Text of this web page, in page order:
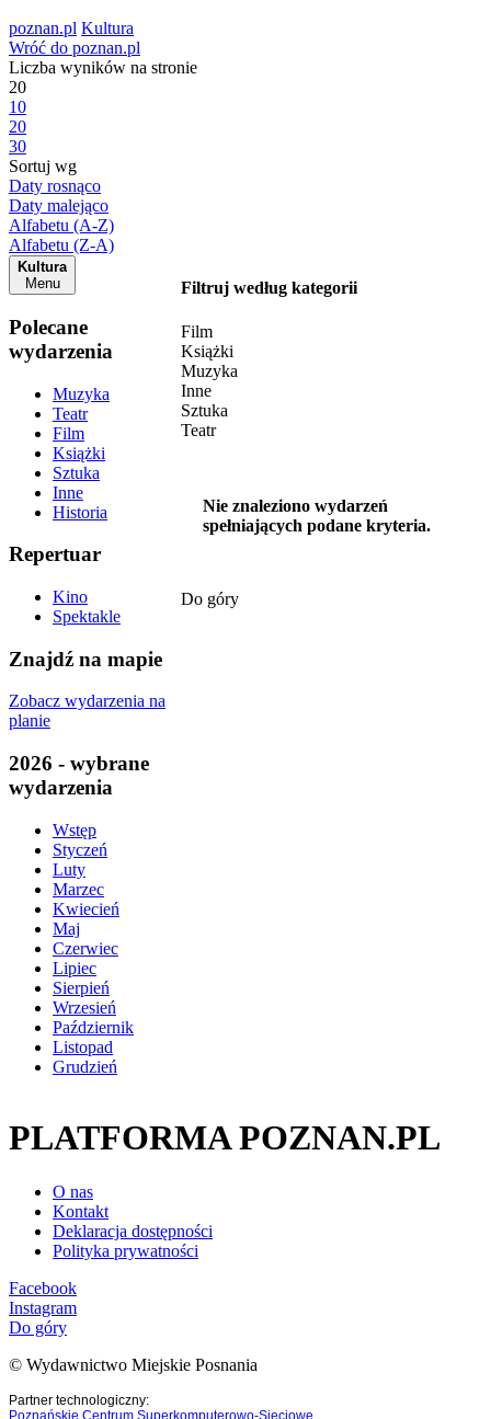
poznan.pl Kultura
Wróć do poznan.pl
Liczba wyników na stronie
20
10
20
30
Sortuj wg
Daty rosnąco
Daty malejąco
Alfabetu (A-Z)
Alfabetu (Z-A)
Kultura
Menu
Polecane
wydarzenia
Muzyka
Teatr
Film
Książki
Sztuka
Inne
Historia
Repertuar
Kino
Spektakle
Znajdź na mapie
Zobacz wydarzenia na
planie
2026 - wybrane
wydarzenia
Wstęp
Styczeń
Luty
Marzec
Kwiecień
Maj
Czerwiec
Lipiec
Sierpień
Wrzesień
Październik
Listopad
Grudzień
Filtruj według kategorii
Film
Książki
Muzyka
Inne
Sztuka
Teatr
Nie znaleziono wydarzeń
spełniających podane kryteria.
Do góry
PLATFORMA POZNAN.PL
O nas
Kontakt
Deklaracja dostępności
Polityka prywatności
Facebook
Instagram
Do góry
© Wydawnictwo Miejskie Posnania
Partner technologiczny:
Poznańskie Centrum Superkomputerowo-Sieciowe